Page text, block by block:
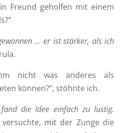
Freund geholfen mit einem
… er ist stärker, als ich
nicht was anderes als
können?“, stöhnte ich.
die Idee einfach zu lustig.
mit der Zunge die